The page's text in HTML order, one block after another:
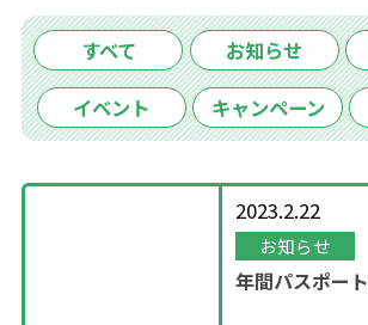
すべて お知らせ
イベント キャンペーン
2023.2.22
お知らせ
年間パスポート